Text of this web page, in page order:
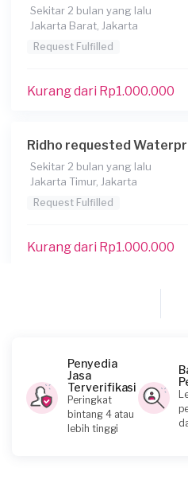
Sekitar 2 bulan yang lalu
Jakarta Barat, Jakarta
Request Fulfilled
Kurang dari Rp1.000.000
Ridho requested
Sekitar 2 bulan yang lalu
Jakarta Timur, Jakarta
Request Fulfilled
Kurang dari Rp1.000.000
Request Fulfilled
Kurang dari Rp1.000.000
Penyedia
Jasa
Terverifikasi
Peringkat
bintang 4 atau
lebih tinggi